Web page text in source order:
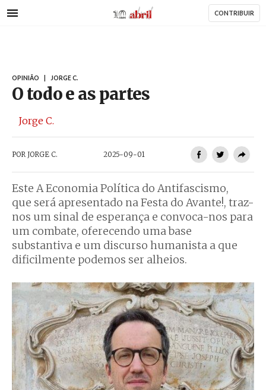
para
AbrilAbril CONTRIBUIR
OPINIÃO JORGE C.
O todo e as partes
Jorge C.
POR JORGE C. 2025-09-01
Este A Economia Política do Antifascismo,
que será apresentado na Festa do Avante!, traz-
nos um sinal de esperança e convoca-nos para
um combate, oferecendo uma base
substantiva e um discurso humanista a que
dificilmente podemos ser alheios.